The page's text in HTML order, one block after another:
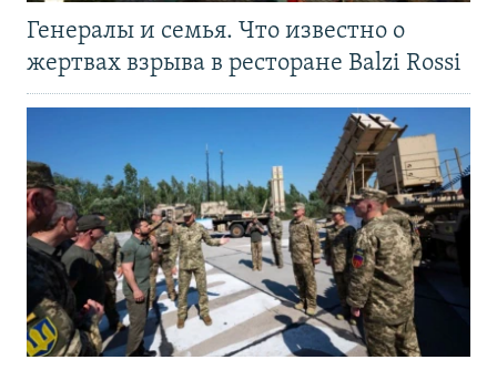
Генералы и семья. Что известно о
жертвах взрыва в ресторане Balzi Rossi